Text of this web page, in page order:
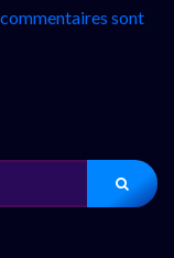
sont